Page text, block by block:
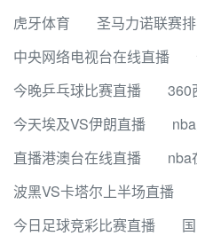
虎牙体育
圣马力诺联赛
中央网络电视台在线直播
今晚乒乓球比赛直播
360
今天埃及VS伊朗直播
直播港澳台在线直播
nba
波黑VS卡塔尔上半场直播
今日足球竞彩比赛直播